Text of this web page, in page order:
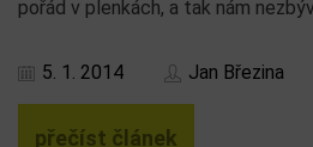
pořád v plenkách, a tak nám
5. 1. 2014 Jan Březina
přečíst článek